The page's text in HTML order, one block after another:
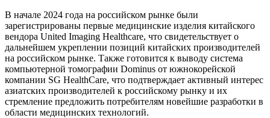
В начале 2024 года на российском рынке были
зарегистрированы первые медицинские изделия китайского
вендора United Imaging Healthcare, что свидетельствует о
дальнейшем укреплении позиций китайских производителей
на российском рынке. Также готовится к выводу система
компьютерной томографии Dominus от южнокорейской
компании SG HealthCare, что подтверждает активный интерес
азиатских производителей к российскому рынку и их
стремление предложить потребителям новейшие разработки в
области медицинских технологий.